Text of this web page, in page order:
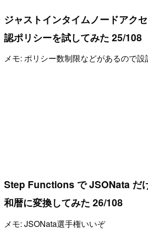
ジャストインタイムノードアク
認ポリシーを試してみた 25/108
メモ: ポリシー数制限などがあるので
Step Functions で JSONata だ
和暦に変換してみた 26/108
メモ: JSONata選手権いいぞ